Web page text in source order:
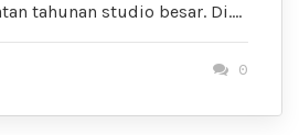
tahunan studio besar. Di….
0